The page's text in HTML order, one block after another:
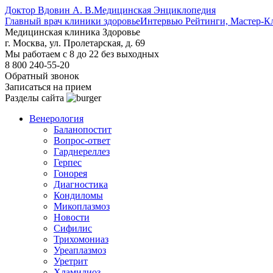
Доктор Вдовин А. В.Медицинская Энциклопедия
Главный врач клиники здоровьеИнтервью Рейтинги, Мастер-
Медицинская клиника Здоровье
г. Москва, ул. Пролетарская, д. 69
Мы работаем с 8 до 22 без выходных
8 800 240-55-20
Обратный звонок
Записаться на прием
Разделы сайта
Венерология
Баланопостит
Вопрос-ответ
Гарднереллез
Герпес
Гонорея
Диагностика
Кондиломы
Микоплазмоз
Новости
Сифилис
Трихомониаз
Уреаплазмоз
Уретрит